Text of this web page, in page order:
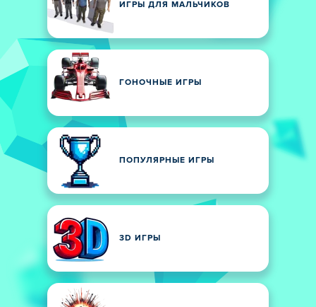
ИГРЫ ДЛЯ МАЛЬЧИКОВ
ГОНОЧНЫЕ ИГРЫ
ПОПУЛЯРНЫЕ ИГРЫ
3D ИГРЫ